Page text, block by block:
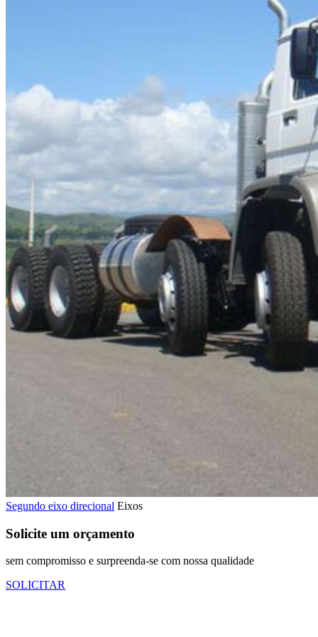
Segundo eixo direcional Eixos
Solicite um orçamento
sem compromisso e surpreenda-se com nossa qualidade
SOLICITAR